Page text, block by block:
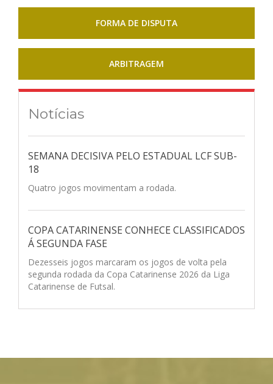
FORMA DE DISPUTA
ARBITRAGEM
Notícias
SEMANA DECISIVA PELO ESTADUAL LCF SUB-
18
Quatro jogos movimentam a rodada.
COPA CATARINENSE CONHECE CLASSIFICADOS
Á SEGUNDA FASE
Dezesseis jogos marcaram os jogos de volta pela
segunda rodada da Copa Catarinense 2026 da Liga
Catarinense de Futsal.